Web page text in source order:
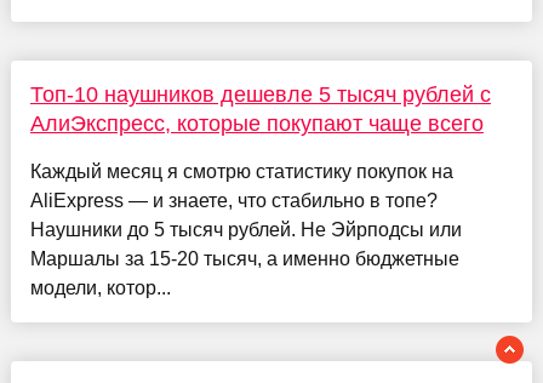
Топ-10 наушников дешевле 5 тысяч рублей с
АлиЭкспресс, которые покупают чаще всего
Каждый месяц я смотрю статистику покупок на
AliExpress — и знаете, что стабильно в топе?
Наушники до 5 тысяч рублей. Не Эйрподсы или
Маршалы за 15-20 тысяч, а именно бюджетные
модели, котор...